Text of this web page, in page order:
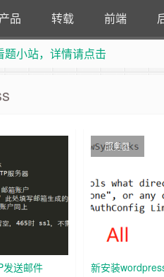
产品 转载 前端
小站，详情请点击
发送邮件
服务器
新安装